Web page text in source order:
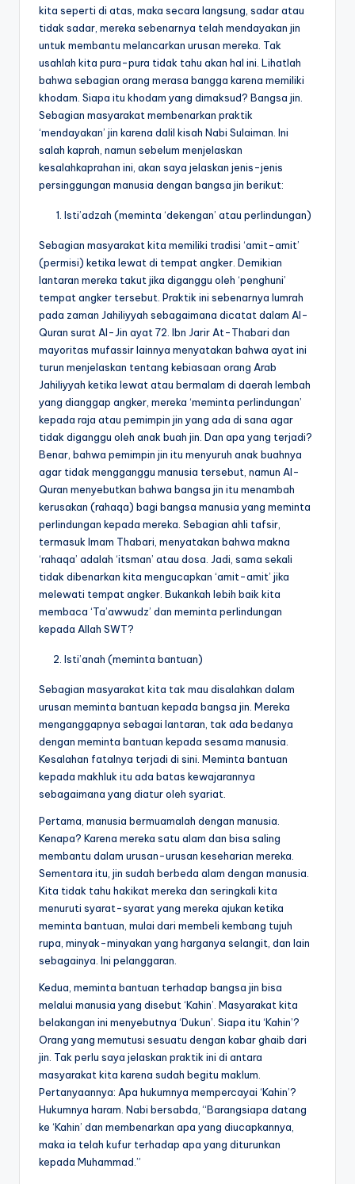
kita seperti di atas, maka secara langsung, sadar atau
tidak sadar, mereka sebenarnya telah mendayakan jin
untuk membantu melancarkan urusan mereka. Tak
usahlah kita pura-pura tidak tahu akan hal ini. Lihatlah
bahwa sebagian orang merasa bangga karena memiliki
khodam. Siapa itu khodam yang dimaksud? Bangsa jin.
Sebagian masyarakat membenarkan praktik
‘mendayakan’ jin karena dalil kisah Nabi Sulaiman. Ini
salah kaprah, namun sebelum menjelaskan
kesalahkaprahan ini, akan saya jelaskan jenis-jenis
persinggungan manusia dengan bangsa jin berikut:
Isti’adzah (meminta ‘dekengan’ atau perlindungan)
Sebagian masyarakat kita memiliki tradisi ‘amit-amit’
(permisi) ketika lewat di tempat angker. Demikian
lantaran mereka takut jika diganggu oleh ‘penghuni’
tempat angker tersebut. Praktik ini sebenarnya lumrah
pada zaman Jahiliyyah sebagaimana dicatat dalam Al-
Quran surat Al-Jin ayat 72. Ibn Jarir At-Thabari dan
mayoritas mufassir lainnya menyatakan bahwa ayat ini
turun menjelaskan tentang kebiasaan orang Arab
Jahiliyyah ketika lewat atau bermalam di daerah lembah
yang dianggap angker, mereka ‘meminta perlindungan’
kepada raja atau pemimpin jin yang ada di sana agar
tidak diganggu oleh anak buah jin. Dan apa yang terjadi?
Benar, bahwa pemimpin jin itu menyuruh anak buahnya
agar tidak mengganggu manusia tersebut, namun Al-
Quran menyebutkan bahwa bangsa jin itu menambah
kerusakan (rahaqa) bagi bangsa manusia yang meminta
perlindungan kepada mereka. Sebagian ahli tafsir,
termasuk Imam Thabari, menyatakan bahwa makna
‘rahaqa’ adalah ‘itsman’ atau dosa. Jadi, sama sekali
tidak dibenarkan kita mengucapkan ‘amit-amit’ jika
melewati tempat angker. Bukankah lebih baik kita
membaca ‘Ta’awwudz’ dan meminta perlindungan
kepada Allah SWT?
Isti’anah (meminta bantuan)
Sebagian masyarakat kita tak mau disalahkan dalam
urusan meminta bantuan kepada bangsa jin. Mereka
menganggapnya sebagai lantaran, tak ada bedanya
dengan meminta bantuan kepada sesama manusia.
Kesalahan fatalnya terjadi di sini. Meminta bantuan
kepada makhluk itu ada batas kewajarannya
sebagaimana yang diatur oleh syariat.
Pertama, manusia bermuamalah dengan manusia.
Kenapa? Karena mereka satu alam dan bisa saling
membantu dalam urusan-urusan keseharian mereka.
Sementara itu, jin sudah berbeda alam dengan manusia.
Kita tidak tahu hakikat mereka dan seringkali kita
menuruti syarat-syarat yang mereka ajukan ketika
meminta bantuan, mulai dari membeli kembang tujuh
rupa, minyak-minyakan yang harganya selangit, dan lain
sebagainya. Ini pelanggaran.
Kedua, meminta bantuan terhadap bangsa jin bisa
melalui manusia yang disebut ‘Kahin’. Masyarakat kita
belakangan ini menyebutnya ‘Dukun’. Siapa itu ‘Kahin’?
Orang yang memutusi sesuatu dengan kabar ghaib dari
jin. Tak perlu saya jelaskan praktik ini di antara
masyarakat kita karena sudah begitu maklum.
Pertanyaannya: Apa hukumnya mempercayai ‘Kahin’?
Hukumnya haram. Nabi bersabda, “Barangsiapa datang
ke ‘Kahin’ dan membenarkan apa yang diucapkannya,
maka ia telah kufur terhadap apa yang diturunkan
kepada Muhammad.”